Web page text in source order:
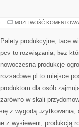
MOŻLIWOŚĆ
Palety produkcyjne, tace
pcv to rozwiązania, bez
nowoczesną produkcję
rozsadowe.pl to miejsce
produktom dla osób
zarówno w skali
z wygodą użytkowania,
z wysiewem, produkcją